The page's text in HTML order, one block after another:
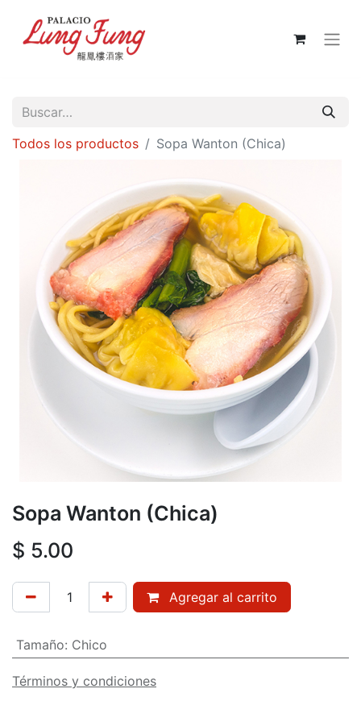
Todos los productos Sopa Wanton (Chica)
Sopa Wanton (Chica)
$ 5.00
Agregar al carrito
Tamaño: Chico
Términos y condiciones